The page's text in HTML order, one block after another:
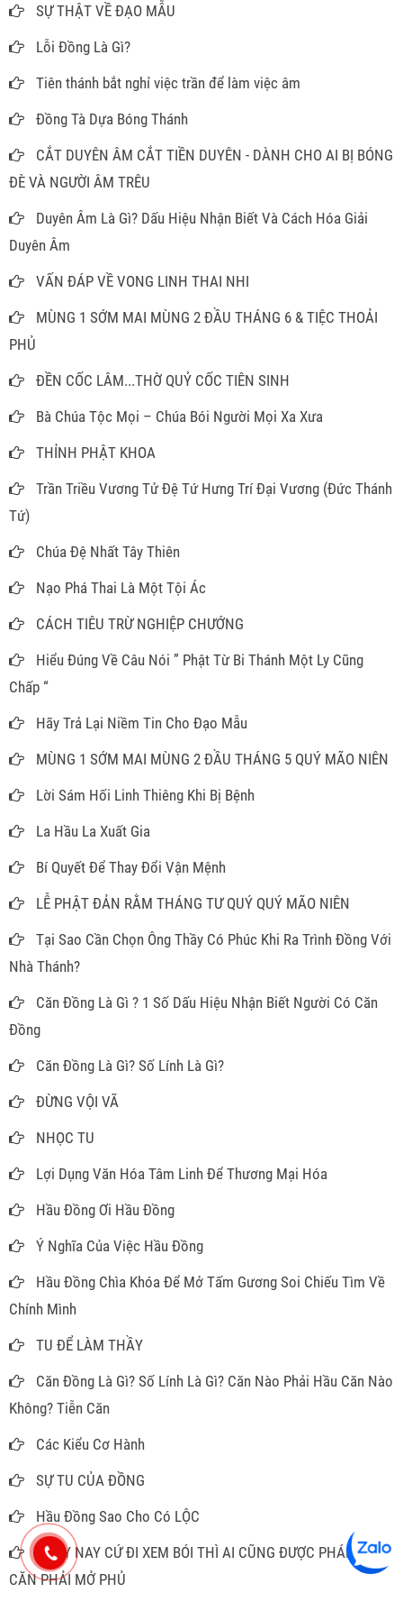
SỰ THẬT VỀ ĐẠO MẪU
Lỗi Đồng Là Gì?
Tiên thánh bắt nghỉ việc trần để làm việc âm
Đồng Tà Dựa Bóng Thánh
CẮT DUYÊN ÂM CẮT TIỀN DUYÊN - DÀNH CHO AI BỊ BÓNG
ĐÈ VÀ NGƯỜI ÂM TRÊU
Duyên Âm Là Gì? Dấu Hiệu Nhận Biết Và Cách Hóa Giải
Duyên Âm
VẤN ĐÁP VỀ VONG LINH THAI NHI
MÙNG 1 SỚM MAI MÙNG 2 ĐẦU THÁNG 6 & TIỆC THOẢI
PHỦ
ĐỀN CỐC LÂM...THỜ QUỶ CỐC TIÊN SINH
Bà Chúa Tộc Mọi – Chúa Bói Người Mọi Xa Xưa
THỈNH PHẬT KHOA
Trần Triều Vương Tử Đệ Tứ Hưng Trí Đại Vương (Đức Thánh
Tứ)
Chúa Đệ Nhất Tây Thiên
Nạo Phá Thai Là Một Tội Ác
CÁCH TIÊU TRỪ NGHIỆP CHƯỚNG
Hiểu Đúng Về Câu Nói ” Phật Từ Bi Thánh Một Ly Cũng
Chấp “
Hãy Trả Lại Niềm Tin Cho Đạo Mẫu
MÙNG 1 SỚM MAI MÙNG 2 ĐẦU THÁNG 5 QUÝ MÃO NIÊN
Lời Sám Hối Linh Thiêng Khi Bị Bệnh
La Hầu La Xuất Gia
Bí Quyết Để Thay Đổi Vận Mệnh
LỄ PHẬT ĐẢN RẰM THÁNG TƯ QUÝ QUÝ MÃO NIÊN
Tại Sao Cần Chọn Ông Thầy Có Phúc Khi Ra Trình Đồng Với
Nhà Thánh?
Căn Đồng Là Gì ? 1 Số Dấu Hiệu Nhận Biết Người Có Căn
Đồng
Căn Đồng Là Gì? Số Lính Là Gì?
ĐỪNG VỘI VÃ
NHỌC TU
Lợi Dụng Văn Hóa Tâm Linh Để Thương Mại Hóa
Hầu Đồng Ơi Hầu Đồng
Ý Nghĩa Của Việc Hầu Đồng
Hầu Đồng Chìa Khóa Để Mở Tấm Gương Soi Chiếu Tìm Về
Chính Mình
TU ĐỂ LÀM THẦY
Căn Đồng Là Gì? Số Lính Là Gì? Căn Nào Phải Hầu Căn Nào
Không? Tiễn Căn
Các Kiểu Cơ Hành
SỰ TU CỦA ĐỒNG
Hầu Đồng Sao Cho Có LỘC
NGÀY NAY CỨ ĐI XEM BÓI THÌ AI CŨNG ĐƯỢC PHÁN CÓ
CĂN PHẢI MỞ PHỦ